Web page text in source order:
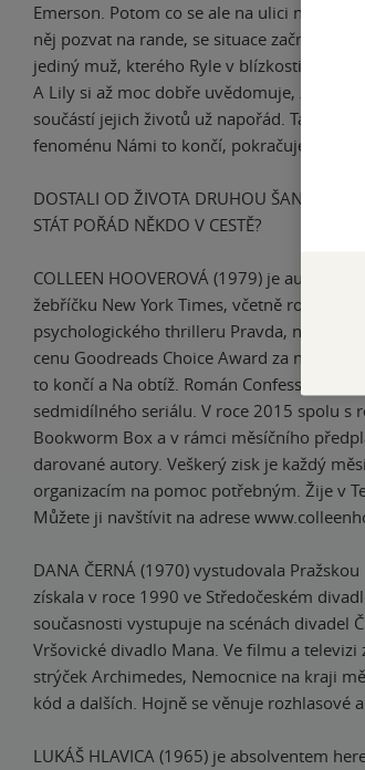
Emerson. Potom co se ale na ulici náhodou
něj pozvat na rande, se situace začne
jediný muž, kterého Ryle v blízkosti své
A Lily si až moc dobře uvědomuje, že
součástí jejich životů už napořád. Tam,
fenoménu Námi to končí, pokračuje kniha
DOSTALI OD ŽIVOTA DRUHOU ŠANCI.
STÁT POŘÁD NĚKDO V CESTĚ?
COLLEEN HOOVEROVÁ (1979) je autorkou
žebříčku New York Times, včetně románu
psychologického thrilleru Pravda, nebo
cenu Goodreads Choice Award za nejlepší
to končí a Na obtíž. Román Confess se stal
sedmidílného seriálu. V roce 2015 spolu s
Bookworm Box a v rámci měsíčního
darované autory. Veškerý zisk je každý
organizacím na pomoc potřebným. Žije v
Můžete ji navštívit na adrese
DANA ČERNÁ (1970) vystudovala
získala v roce 1990 ve Středočeském
současnosti vystupuje na scénách divadel
Vršovické divadlo Mana. Ve filmu a
strýček Archimedes, Nemocnice na kraji
kód a dalších. Hojně se věnuje rozhlasové
LUKÁŠ HLAVICA (1965) je absolventem